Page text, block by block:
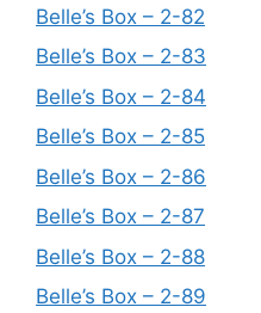
Belle’s Box – 2-82
Belle’s Box – 2-83
Belle’s Box – 2-84
Belle’s Box – 2-85
Belle’s Box – 2-86
Belle’s Box – 2-87
Belle’s Box – 2-88
Belle’s Box – 2-89